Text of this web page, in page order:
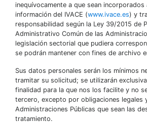
inequívocamente a que sean
información del IVACE (www.ivace.es) y
responsabilidad según la Ley 39/2015 de
Administrativo Común de las
legislación sectorial que pudiera
se podrán mantener con fines de archivo
Sus datos personales serán los mínimos
tramitar su solicitud; se utilizarán
finalidad para la que nos los facilite y no
tercero, excepto por obligaciones legales
Administraciones Públicas que sean las
tratamiento.